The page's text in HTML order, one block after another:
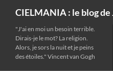
CIELMANIA : le blog
"J'ai en moi un besoin terrible.
Dirais-je le mot? La religion.
Alors, je sors la nuit et je peins
des étoiles." Vincent van Gogh